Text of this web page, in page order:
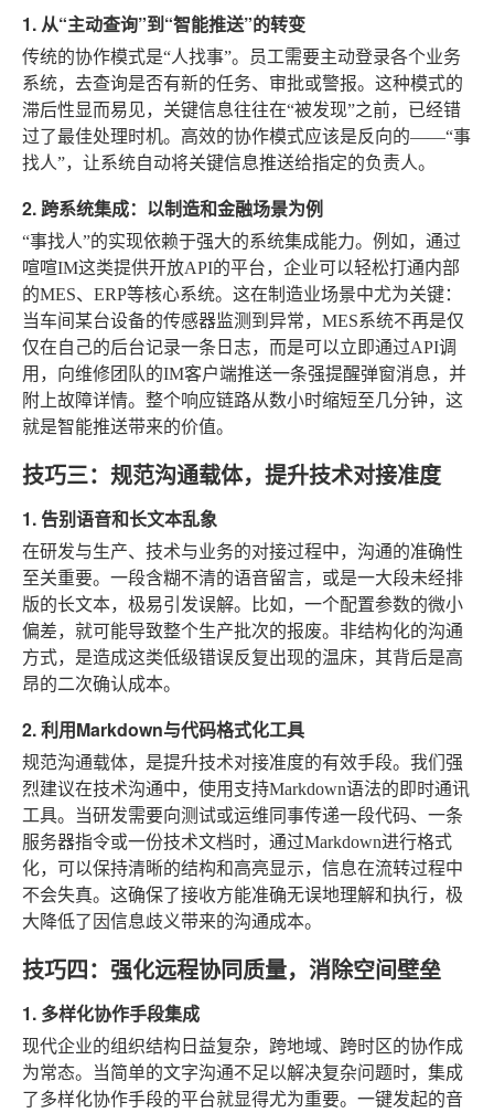
1. 从“主动查询”到“智能推送”的转变
传统的协作模式是“人找事”。员工需要主动登录各个业务
系统，去查询是否有新的任务、审批或警报。这种模式的
滞后性显而易见，关键信息往往在“被发现”之前，已经错
过了最佳处理时机。高效的协作模式应该是反向的——“事
找人”，让系统自动将关键信息推送给指定的负责人。
2. 跨系统集成：以制造和金融场景为例
“事找人”的实现依赖于强大的系统集成能力。例如，通过
喧喧IM这类提供开放API的平台，企业可以轻松打通内部
的MES、ERP等核心系统。这在制造业场景中尤为关键：
当车间某台设备的传感器监测到异常，MES系统不再是仅
仅在自己的后台记录一条日志，而是可以立即通过API调
用，向维修团队的IM客户端推送一条强提醒弹窗消息，并
附上故障详情。整个响应链路从数小时缩短至几分钟，这
就是智能推送带来的价值。
技巧三：规范沟通载体，提升技术对接准度
1. 告别语音和长文本乱象
在研发与生产、技术与业务的对接过程中，沟通的准确性
至关重要。一段含糊不清的语音留言，或是一大段未经排
版的长文本，极易引发误解。比如，一个配置参数的微小
偏差，就可能导致整个生产批次的报废。非结构化的沟通
方式，是造成这类低级错误反复出现的温床，其背后是高
昂的二次确认成本。
2. 利用Markdown与代码格式化工具
规范沟通载体，是提升技术对接准度的有效手段。我们强
烈建议在技术沟通中，使用支持Markdown语法的即时通讯
工具。当研发需要向测试或运维同事传递一段代码、一条
服务器指令或一份技术文档时，通过Markdown进行格式
化，可以保持清晰的结构和高亮显示，信息在流转过程中
不会失真。这确保了接收方能准确无误地理解和执行，极
大降低了因信息歧义带来的沟通成本。
技巧四：强化远程协同质量，消除空间壁垒
1. 多样化协作手段集成
现代企业的组织结构日益复杂，跨地域、跨时区的协作成
为常态。当简单的文字沟通不足以解决复杂问题时，集成
了多样化协作手段的平台就显得尤为重要。一键发起的音